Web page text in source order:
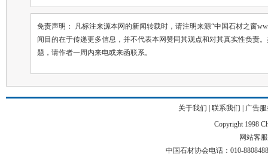
免责声明： 凡标注来源本网的新闻转载时，请注明来源“中国石材之窗
闻目的在于传递更多信息，并不代表本网赞同其观点和对其真实性负责
题，请作者一周内来电或来函联系。
关于我们 联系我们
广告
Copyright 1998
网站客
中国石材协会电话：010-